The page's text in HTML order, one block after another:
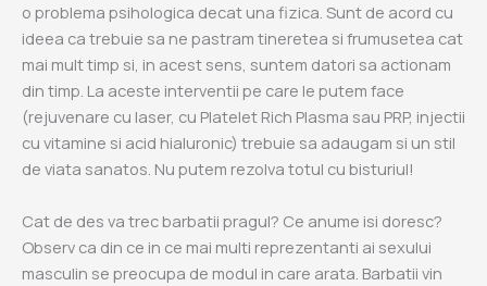
o problema psihologica decat una fizica. Sunt de acord cu
ideea ca trebuie sa ne pastram tineretea si frumusetea cat
mai mult timp si, in acest sens, suntem datori sa actionam
din timp. La aceste interventii pe care le putem face
(rejuvenare cu laser, cu Platelet Rich Plasma sau PRP, injectii
cu vitamine si acid hialuronic) trebuie sa adaugam si un stil
de viata sanatos. Nu putem rezolva totul cu bisturiul!
Cat de des va trec barbatii pragul? Ce anume isi doresc?
Observ ca din ce in ce mai multi reprezentanti ai sexului
masculin se preocupa de modul in care arata. Barbatii vin